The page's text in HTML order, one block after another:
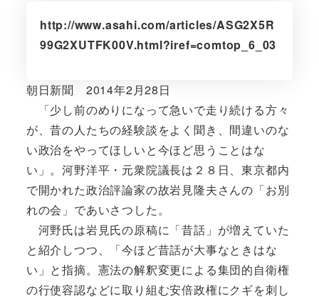
http://www.asahi.com/articles/ASG2X5R
99G2XUTFK00V.html?iref=comtop_6_03
朝日新聞 2014年2月28日
「少し前のめりになって急いで走り続ける方々
が、昔の人たちの経験談をよく聞き、間違いのな
い政治をやってほしいと今ほど思うことはな
い」。河野洋平・元衆院議長は２８日、東京都内
で開かれた政治評論家の故岩見隆夫さんの「お別
れの会」であいさつした。
河野氏は岩見氏の原稿に「昔話」が増えていた
と紹介しつつ、「今ほど昔話が大事なときはな
い」と指摘。憲法の解釈変更による集団的自衛権
の行使容認などに取り組む安倍政権にクギを刺し